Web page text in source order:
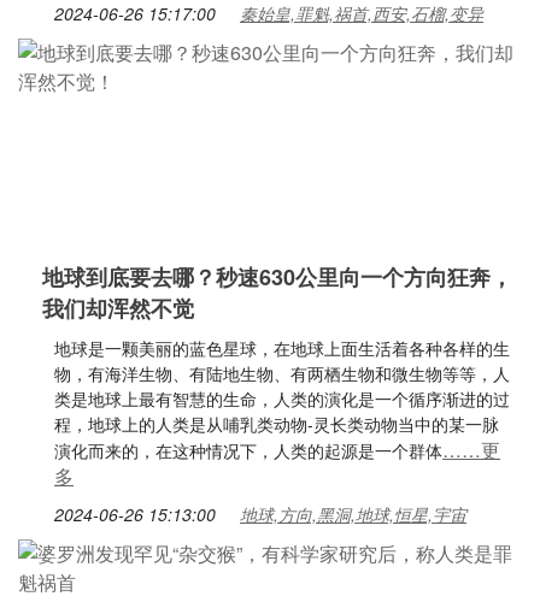
2024-06-26 15:17:00 秦始皇,罪魁,祸首,西安,石榴,变异
地球到底要去哪？秒速630公里向一个方向狂奔，
我们却浑然不觉
地球是一颗美丽的蓝色星球，在地球上面生活着各种各样的生
物，有海洋生物、有陆地生物、有两栖生物和微生物等等，人
类是地球上最有智慧的生命，人类的演化是一个循序渐进的过
程，地球上的人类是从哺乳类动物-灵长类动物当中的某一脉
演化而来的，在这种情况下，人类的起源是一个群体……更
多
2024-06-26 15:13:00 地球,方向,黑洞,地球,恒星,宇宙